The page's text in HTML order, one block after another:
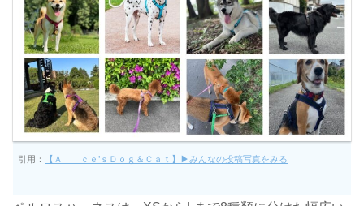
引用： 【Ａｌｉｃｅ’ｓＤｏｇ＆Ｃａｔ】▶みんなの投稿写真をみる